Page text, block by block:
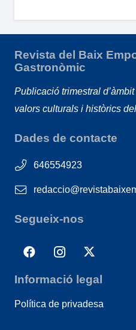
Revista del Baix
Gastronòmic
Publicació trimestral
valors culturals i històrics
Dades de contacte
646554923
Segueix-nos
Informació legal
Política de privadesa